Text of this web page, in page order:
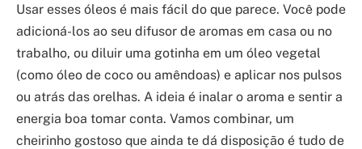
Usar esses óleos é mais fácil do que parece. Você pode
adicioná-los ao seu difusor de aromas em casa ou no
trabalho, ou diluir uma gotinha em um óleo vegetal
(como óleo de coco ou amêndoas) e aplicar nos pulsos
ou atrás das orelhas. A ideia é inalar o aroma e sentir a
energia boa tomar conta. Vamos combinar, um
cheirinho gostoso que ainda te dá disposição é tudo de